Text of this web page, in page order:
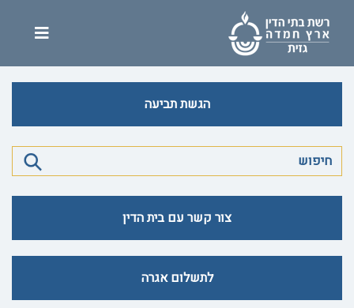
הגשת תביעה
צור קשר עם בית הדין
לתשלום אגרה